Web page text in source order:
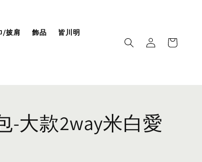
/披肩 飾品 皆川明
-大款2way米白愛